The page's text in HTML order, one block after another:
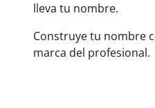
lleva tu nombre.
Construye tu nombre
marca del profesional.